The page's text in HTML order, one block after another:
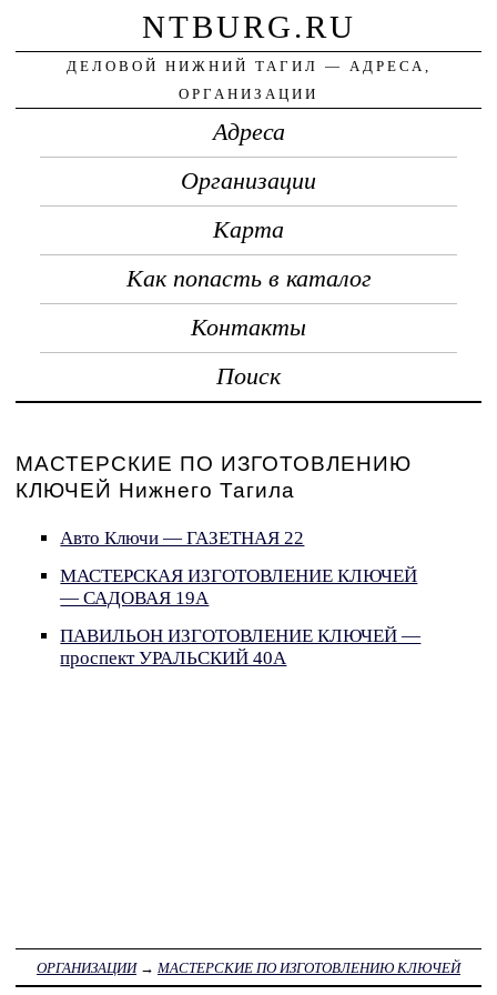
NTBURG.RU
ДЕЛОВОЙ НИЖНИЙ ТАГИЛ — АДРЕСА,
ОРГАНИЗАЦИИ
Адреса
Организации
Карта
Как попасть в каталог
Контакты
Поиск
МАСТЕРСКИЕ ПО ИЗГОТОВЛЕНИЮ
КЛЮЧЕЙ Нижнего Тагила
Авто Ключи — ГАЗЕТНАЯ 22
МАСТЕРСКАЯ ИЗГОТОВЛЕНИЕ КЛЮЧЕЙ
— САДОВАЯ 19А
ПАВИЛЬОН ИЗГОТОВЛЕНИЕ КЛЮЧЕЙ —
проспект УРАЛЬСКИЙ 40А
ОРГАНИЗАЦИИ→ МАСТЕРСКИЕ ПО ИЗГОТОВЛЕНИЮ КЛЮЧЕЙ